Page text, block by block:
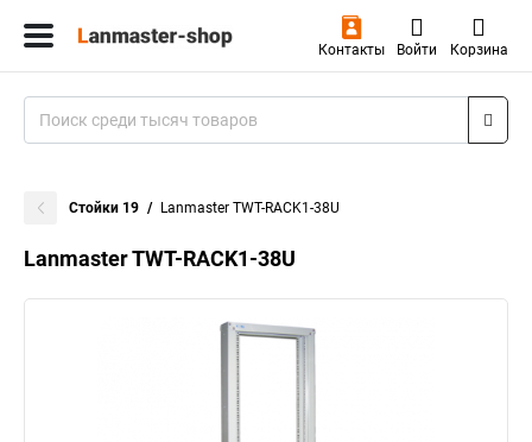
Контакты Войти Корзина
Стойки 19 Lanmaster TWT-RACK1-38U
Lanmaster TWT-RACK1-38U